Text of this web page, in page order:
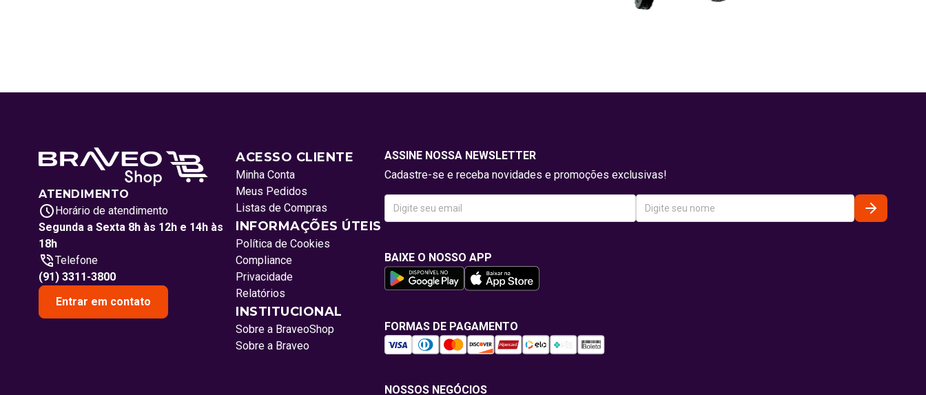
ATENDIMENTO
Horário de atendimento
Segunda a Sexta 8h às 12h e 14h às
18h
Telefone
(91) 3311-3800
Entrar em contato
ACESSO CLIENTE
Minha Conta
Meus Pedidos
Listas de Compras
INFORMAÇÕES ÚTEIS
Política de Cookies
Compliance
Privacidade
Relatórios
INSTITUCIONAL
Sobre a BraveoShop
Sobre a Braveo
ASSINE NOSSA NEWSLETTER
Cadastre-se e receba novidades e promoções exclusivas!
BAIXE O NOSSO APP
FORMAS DE PAGAMENTO
NOSSOS NEGÓCIOS